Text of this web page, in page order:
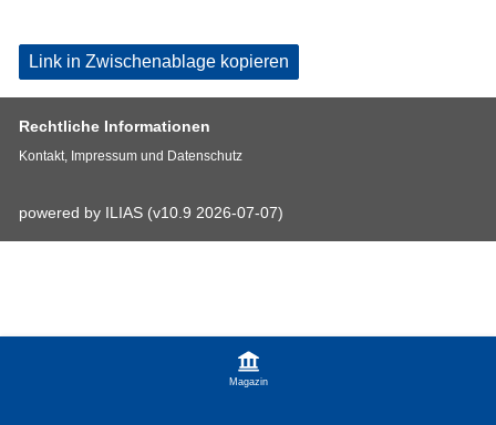
Magazin
Link in Zwischenablage kopieren
Rechtliche Informationen
Kontakt, Impressum und Datenschutz
powered by ILIAS (v10.9 2026-07-07)